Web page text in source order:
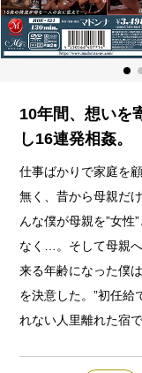
10年間、想いを
し16連発相姦。
仕事ばかりで家庭を
無く、昔から母親だ
んな僕が母親を”女性
なく…。そして母親
来る年齢になった僕
を決意した。”初任給
れない人里離れた宿